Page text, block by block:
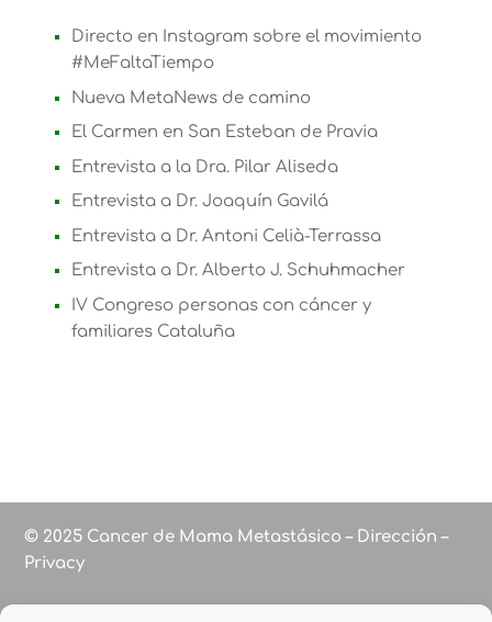
Directo en Instagram sobre el movimiento
#MeFaltaTiempo
Nueva MetaNews de camino
El Carmen en San Esteban de Pravia
Entrevista a la Dra. Pilar Aliseda
Entrevista a Dr. Joaquín Gavilá
Entrevista a Dr. Antoni Celià-Terrassa
Entrevista a Dr. Alberto J. Schuhmacher
IV Congreso personas con cáncer y
familiares Cataluña
© 2025 Cancer de Mama Metastásico – Dirección –
Privacy